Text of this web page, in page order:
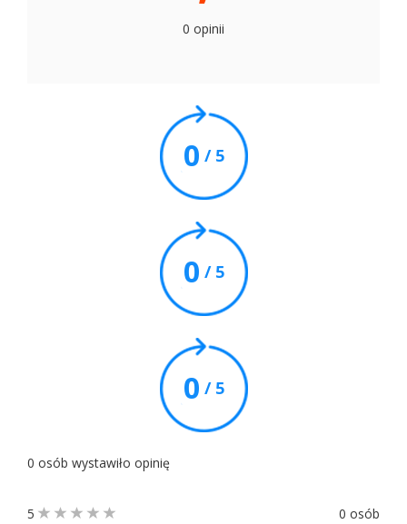
0 opinii
0 / 5
0 / 5
0 / 5
0 osób wystawiło opinię
5
0 osób